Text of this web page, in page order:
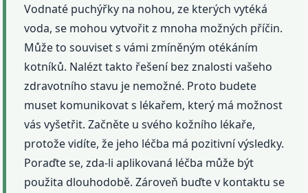
Vodnaté puchýřky na nohou, ze kterých vytéká
voda, se mohou vytvořit z mnoha možných příčin.
Může to souviset s vámi zmíněným otékáním
kotníků. Nalézt takto řešení bez znalosti vašeho
zdravotního stavu je nemožné. Proto budete
muset komunikovat s lékařem, který má možnost
vás vyšetřit. Začněte u svého kožního lékaře,
protože vidíte, že jeho léčba má pozitivní výsledky.
Poraďte se, zda-li aplikovaná léčba může být
použita dlouhodobě. Zároveň buďte v kontaktu se